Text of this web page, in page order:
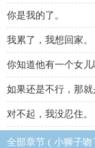
你是我的了。
我累了，我想回家。
你知道他有一个女儿
如果还是不行，那就
对不起，我没忍住。
全部章节 ( 小狮子吻